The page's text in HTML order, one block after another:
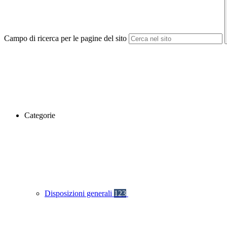
Campo di ricerca per le pagine del sito
Categorie
Disposizioni generali 123